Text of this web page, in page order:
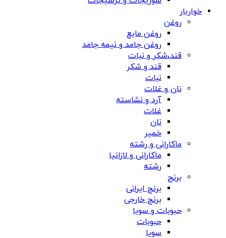
خواربار
روغن
روغن مایع
روغن جامد و نیمه جامد
قند،شکر و نبات
قند و شکر
نبات
نان و غلات
آرد و نشاسته
غلات
نان
خمیر
ماکارانی و رشته
ماکارانی و لازانیا
رشته
برنج
برنج ایرانی
برنج خارجی
حبوبات و سویا
حبوبات
سویا